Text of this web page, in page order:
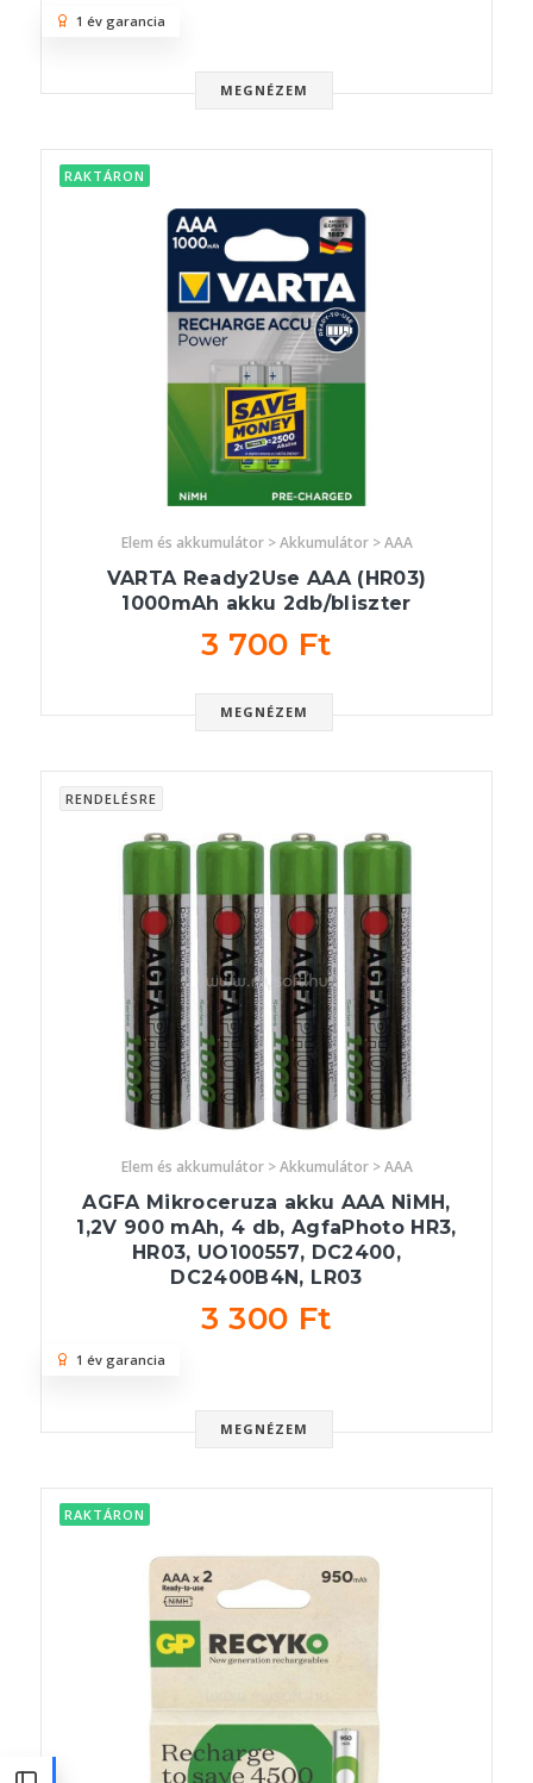
MEGNÉZEM
1 év garancia
RAKTÁRON
Elem és akkumulátor > Akkumulátor > AAA
VARTA Ready2Use AAA (HR03)
1000mAh akku 2db/bliszter
3 700 Ft
MEGNÉZEM
RENDELÉSRE
Elem és akkumulátor > Akkumulátor > AAA
AGFA Mikroceruza akku AAA NiMH,
1,2V 900 mAh, 4 db, AgfaPhoto HR3,
HR03, UO100557, DC2400,
DC2400B4N, LR03
3 300 Ft
MEGNÉZEM
1 év garancia
RAKTÁRON